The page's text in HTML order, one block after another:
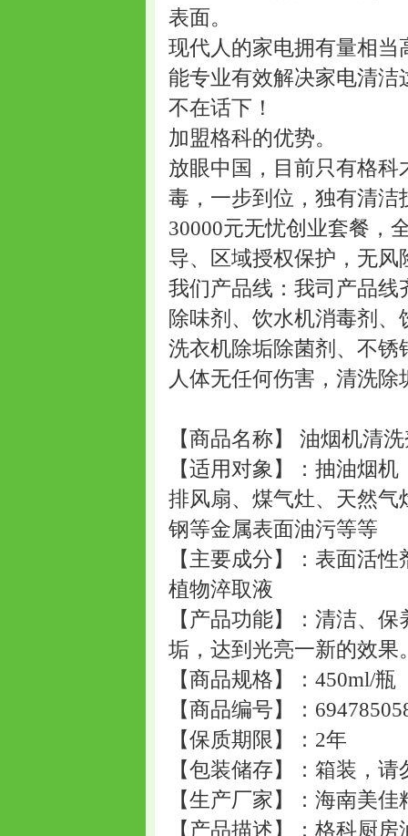
表面。
现代人的家电拥有量相
能专业有效解决家电清
不在话下！
加盟格科的优势。
放眼中国，目前只有格
毒，一步到位，独有清
30000元无忧创业套餐，
导、区域授权保护，无
我们产品线：我司产品
除味剂、饮水机消毒剂
洗衣机除垢除菌剂、不
人体无任何伤害，清洗
【商品名称】 油烟机清
【适用对象】：抽油烟
排风扇、煤气灶、天然
钢等金属表面油污等等
【主要成分】：表面活
植物淬取液
【产品功能】：清洁、
垢，达到光亮一新的效
【商品规格】：450ml/瓶
【商品编号】：
【保质期限】：2年
【包装储存】：箱装，
【生产厂家】：海南美
【产品描述】：格科厨